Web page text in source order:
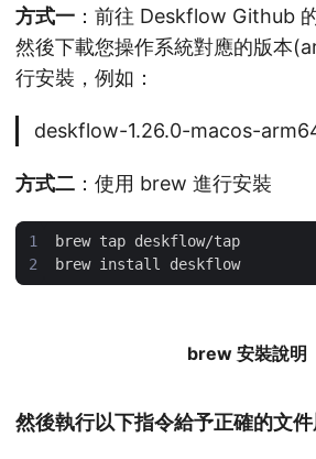
方式一 ：前往 Deskflow Github
然後下載您操作系統對應的版本
行安裝，例如：
deskflow-1.26.0-macos-
方式二 ：使用 brew 進行安裝
brew 安裝說明
然後執行以下指令給予正確的文